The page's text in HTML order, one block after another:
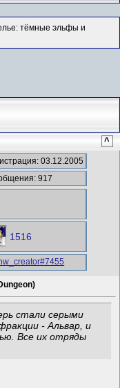
тёмные эльфы и
^
03.12.2005
917
1516
стали серыми
- Альвар, и
Все их отряды